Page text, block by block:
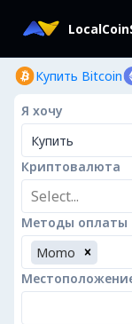
Купить Bitcoin
Я хочу
Купить
Криптовалюта
Select...
Методы оплаты
Momo